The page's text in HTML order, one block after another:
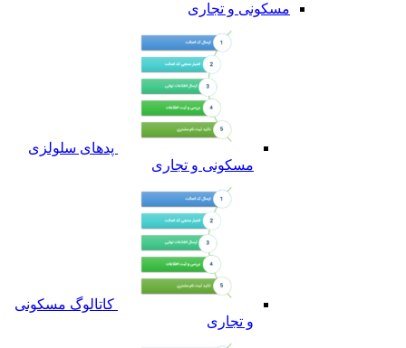
مسکونی و تجاری
پدهای سلولزی
مسکونی و تجاری
کاتالوگ مسکونی
و تجاری